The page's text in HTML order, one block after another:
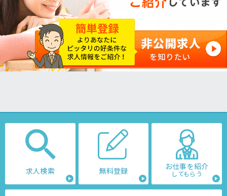
求人検索 無料登録 お仕事を紹介
してもらう